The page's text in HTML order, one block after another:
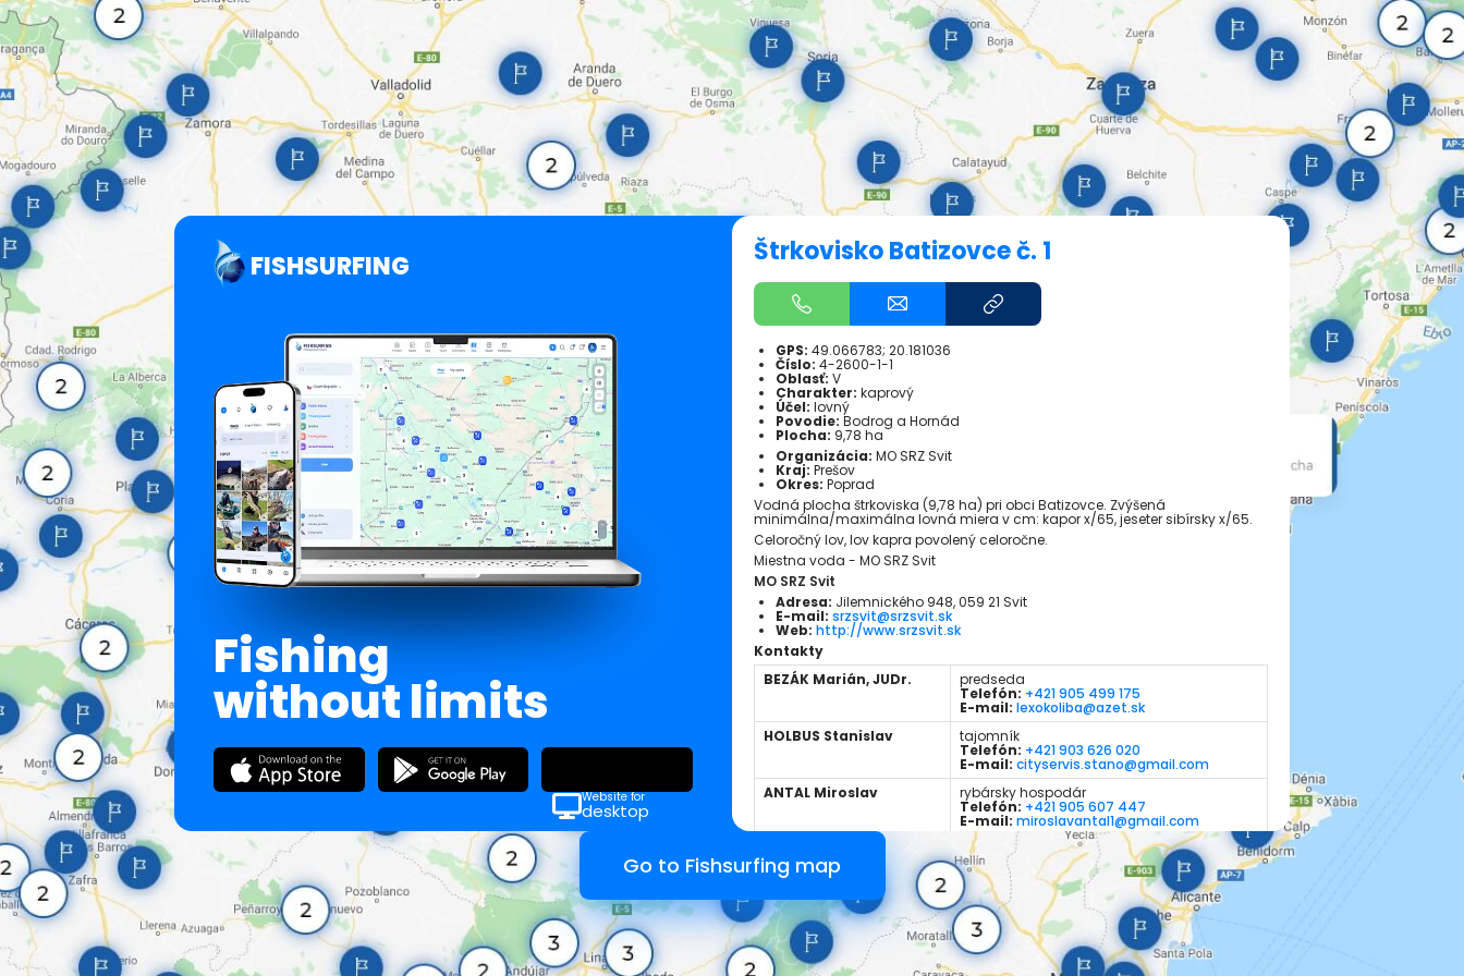
FISHSURFING
Fishing
without limits
Website for
desktop
Štrkovisko Batizovce č. 1
GPS: 49.066783; 20.181036
Číslo: 4-2600-1-1
Oblasť: V
Charakter: kaprový
Účel: lovný
Povodie: Bodrog a Hornád
Plocha: 9,78 ha
Organizácia: MO SRZ Svit
Kraj: Prešov
Okres: Poprad
Vodná plocha štrkoviska (9,78 ha) pri obci Batizovce. Zvýšená
minimálna/maximálna lovná miera v cm: kapor x/65, jeseter sibírsky x/65.
Celoročný lov, lov kapra povolený celoročne.
Miestna voda - MO SRZ Svit
MO SRZ Svit
Adresa: Jilemnického 948, 059 21 Svit
E-mail: srzsvit@srzsvit.sk
Web: http://www.srzsvit.sk
Kontakty
BEZÁK Marián, JUDr.
predseda
Telefón: +421 905 499 175
E-mail: lexokoliba@azet.sk
HOLBUS Stanislav
tajomník
Telefón: +421 903 626 020
E-mail: cityservis.stano@gmail.com
ANTAL Miroslav
rybársky hospodár
Telefón: +421 905 607 447
E-mail: miroslavantal1@gmail.com
Nearby places:
Svitské jazerá
Slovakia
Go to Fishsurfing map